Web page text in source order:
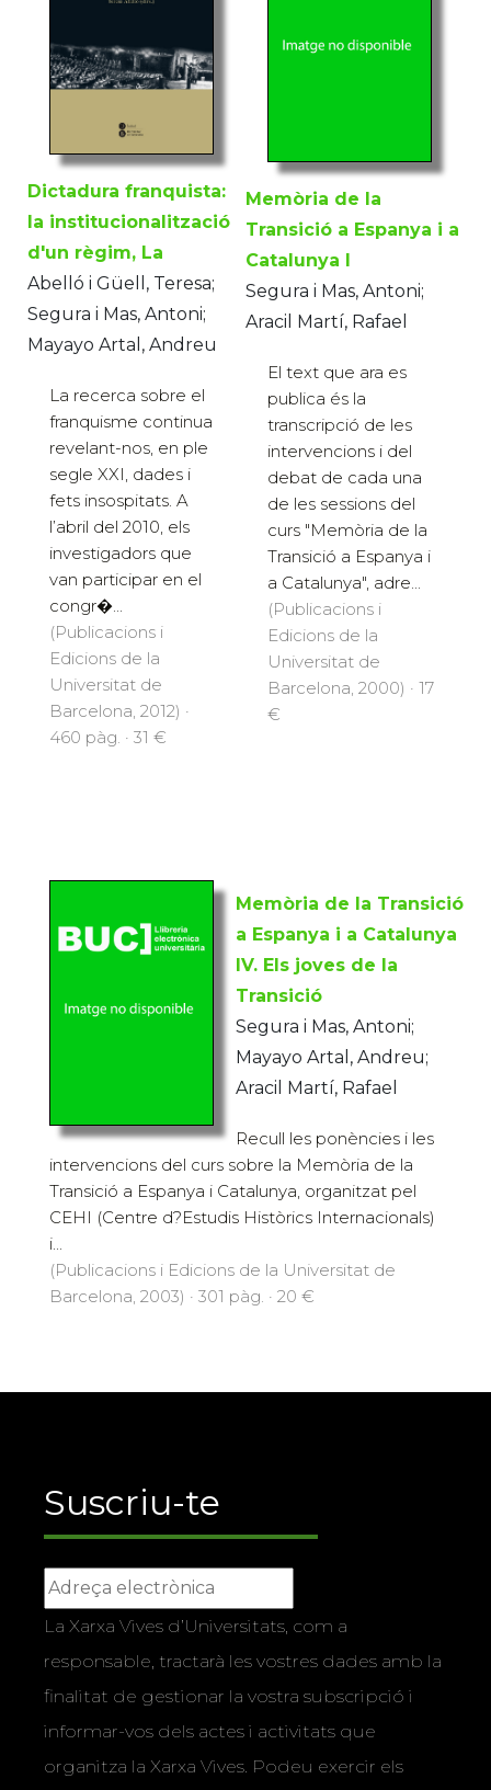
Dictadura franquista:
la institucionalització
d'un règim, La
Abelló i Güell, Teresa;
Segura i Mas, Antoni;
Mayayo Artal, Andreu
La recerca sobre el
franquisme continua
revelant-nos, en ple
segle XXI, dades i
fets insospitats. A
l’abril del 2010, els
investigadors que
van participar en el
congr�...
(Publicacions i
Edicions de la
Universitat de
Barcelona, 2012) ·
460 pàg. · 31 €
Memòria de la
Transició a Espanya i a
Catalunya I
Segura i Mas, Antoni;
Aracil Martí, Rafael
El text que ara es
publica és la
transcripció de les
intervencions i del
debat de cada una
de les sessions del
curs "Memòria de la
Transició a Espanya i
a Catalunya", adre...
(Publicacions i
Edicions de la
Universitat de
Barcelona, 2000) · 17
€
Memòria de la Transició
a Espanya i a Catalunya
IV. Els joves de la
Transició
Segura i Mas, Antoni;
Mayayo Artal, Andreu;
Aracil Martí, Rafael
Recull les ponències i les
intervencions del curs sobre la Memòria de la
Transició a Espanya i Catalunya, organitzat pel
CEHI (Centre d?Estudis Històrics Internacionals)
i...
(Publicacions i Edicions de la Universitat de
Barcelona, 2003) · 301 pàg. · 20 €
Suscriu-te
La Xarxa Vives d’Universitats, com a
responsable, tractarà les vostres dades amb la
finalitat de gestionar la vostra subscripció i
informar-vos dels actes i activitats que
organitza la Xarxa Vives. Podeu exercir els